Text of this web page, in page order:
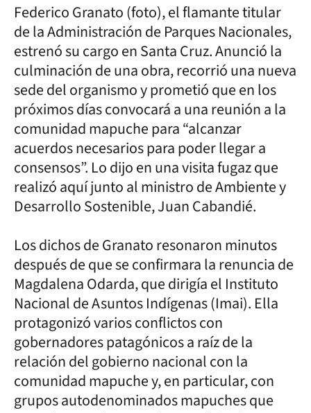
Federico Granato (foto), el flamante titular
de la Administración de Parques Nacionales,
estrenó su cargo en Santa Cruz. Anunció la
culminación de una obra, recorrió una nueva
sede del organismo y prometió que en los
próximos días convocará a una reunión a la
comunidad mapuche para “alcanzar
acuerdos necesarios para poder llegar a
consensos”. Lo dijo en una visita fugaz que
realizó aquí junto al ministro de Ambiente y
Desarrollo Sostenible, Juan Cabandié.
Los dichos de Granato resonaron minutos
después de que se confirmara la renuncia de
Magdalena Odarda, que dirigía el Instituto
Nacional de Asuntos Indígenas (Imai). Ella
protagonizó varios conflictos con
gobernadores patagónicos a raíz de la
relación del gobierno nacional con la
comunidad mapuche y, en particular, con
grupos autodenominados mapuches que